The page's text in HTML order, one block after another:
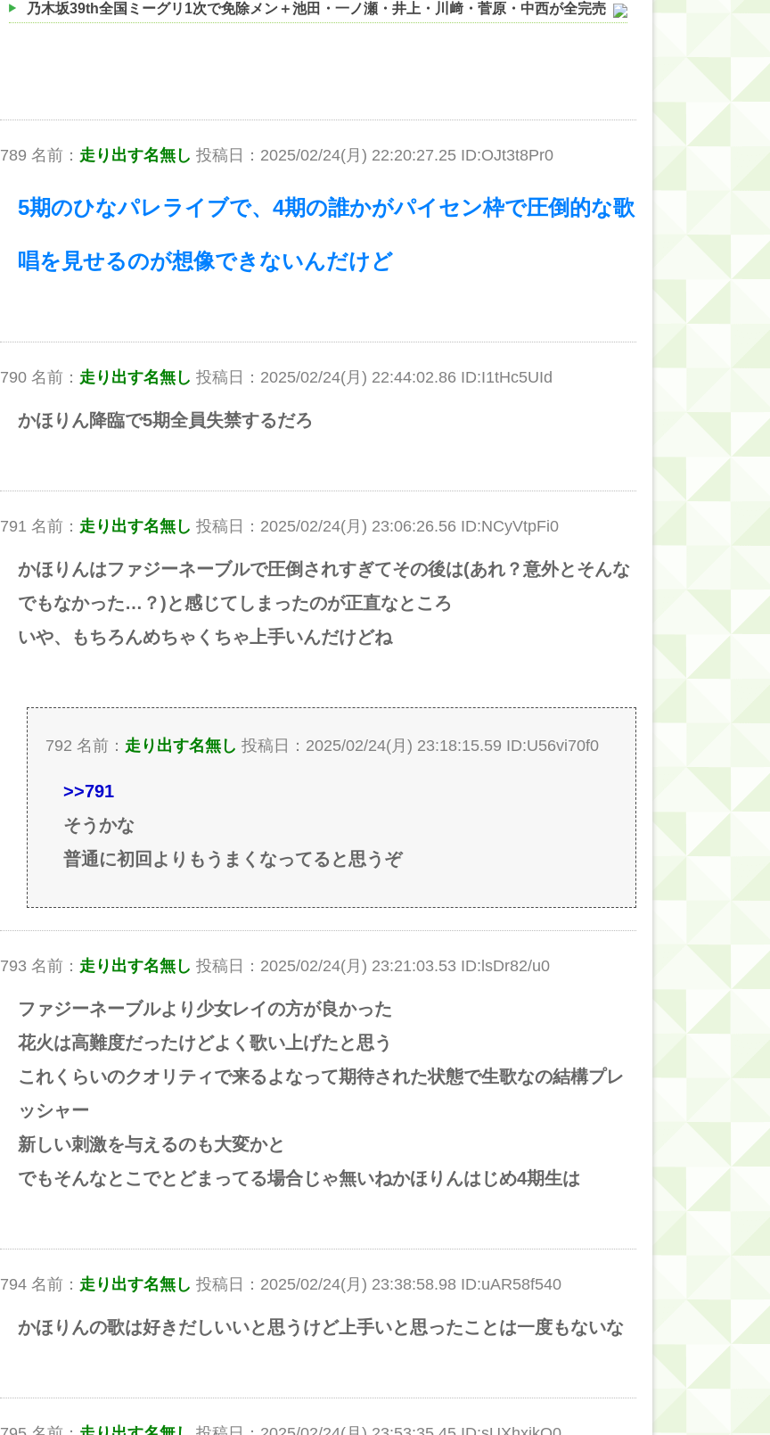
乃木坂39th全国ミーグリ1次で免除メン＋池田・一ノ瀬・井上・川﨑・菅原・中西が全完売
【朗報】増田三莉音さんの生足wwwwwwwwwwww
【朗報】増田三莉音さんの生足wwwwwwwwwwww
筒井あやめ、アレをチラリ。こういう偶然の方が官能的だよな？
789 名前： 走り出す名無し 投稿日：2025/02/24(月) 22:20:27.25 ID:OJt3t8Pr0
5期のひなパレライブで、4期の誰かがパイセン枠で圧倒的な歌
唱を見せるのが想像できないんだけど
790 名前： 走り出す名無し 投稿日：2025/02/24(月) 22:44:02.86 ID:I1tHc5UId
かほりん降臨で5期全員失禁するだろ
791 名前： 走り出す名無し 投稿日：2025/02/24(月) 23:06:26.56 ID:NCyVtpFi0
かほりんはファジーネーブルで圧倒されすぎてその後は(あれ？意外とそんな
でもなかった…？)と感じてしまったのが正直なところ
いや、もちろんめちゃくちゃ上手いんだけどね
792 名前： 走り出す名無し 投稿日：2025/02/24(月) 23:18:15.59 ID:U56vi70f0
>>791
そうかな
普通に初回よりもうまくなってると思うぞ
793 名前： 走り出す名無し 投稿日：2025/02/24(月) 23:21:03.53 ID:lsDr82/u0
ファジーネーブルより少女レイの方が良かった
花火は高難度だったけどよく歌い上げたと思う
これくらいのクオリティで来るよなって期待された状態で生歌なの結構プレ
ッシャー
新しい刺激を与えるのも大変かと
でもそんなとこでとどまってる場合じゃ無いねかほりんはじめ4期生は
794 名前： 走り出す名無し 投稿日：2025/02/24(月) 23:38:58.98 ID:uAR58f540
かほりんの歌は好きだしいいと思うけど上手いと思ったことは一度もないな